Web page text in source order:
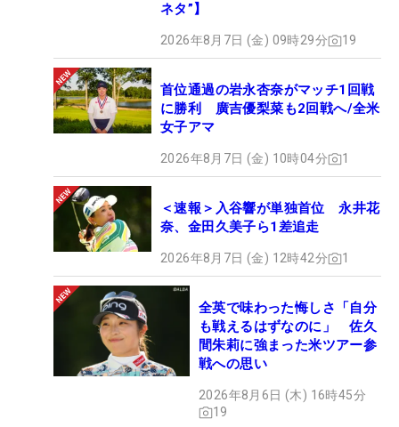
ネタ”】
2026年8月7日 (金) 09時29分 19
首位通過の岩永杏奈がマッチ1回戦
に勝利 廣吉優梨菜も2回戦へ/全米
女子アマ
2026年8月7日 (金) 10時04分 1
＜速報＞入谷響が単独首位 永井花
奈、金田久美子ら1差追走
2026年8月7日 (金) 12時42分 1
全英で味わった悔しさ「自分
も戦えるはずなのに」 佐久
間朱莉に強まった米ツアー参
戦への思い
2026年8月6日 (木) 16時45分
19